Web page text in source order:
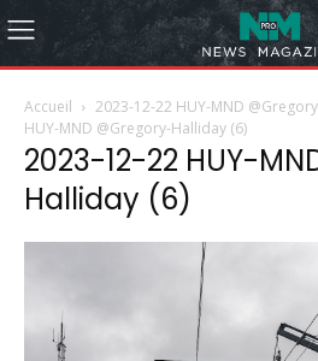
Accueil 2023-12-22 HUY-MND
HUY-MND @Gregory-Halliday (6)
2023-12-22 HUY-
Halliday (6)